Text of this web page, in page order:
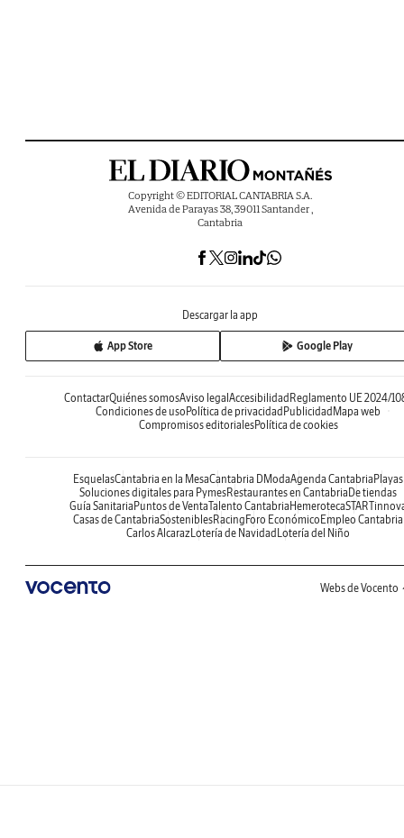
Copyright © EDITORIAL CANTABRIA S.A.
Avenida de Parayas 38, 39011 Santander ,
Cantabria
Descargar la app
App Store Google Play
ContactarQuiénes somosAviso legal Accesibilidad Reglamento UE 2024/
Condiciones de uso Política de privacidad Publicidad Mapa web
Compromisos editorialesPolítica de cookies
EsquelasCantabria en la MesaCantabria DModaAgenda Cantabria Playas
Soluciones digitales para PymesRestaurantes en Cantabria De tiendas
Guía Sanitaria Puntos de VentaTalento Cantabria Hemeroteca
Casas de CantabriaSosteniblesRacing Foro Económico Empleo Cantabria
Carlos Alcaraz Lotería de Navidad Lotería del Niño
Webs de Vocento